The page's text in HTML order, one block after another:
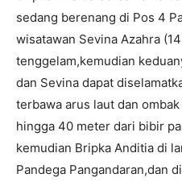
sedang berenang di Pos 4
wisatawan Sevina Azahra
tenggelam,kemudian
dan Sevina dapat
terbawa arus laut dan
hingga 40 meter dari bibir
kemudian Bripka Anditia di
Pandega Pangandaran,dan